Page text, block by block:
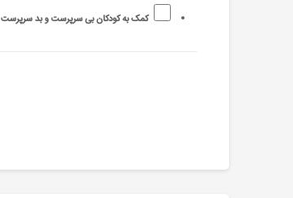
کمک به کودکان بی سرپرست و بد سرپرست